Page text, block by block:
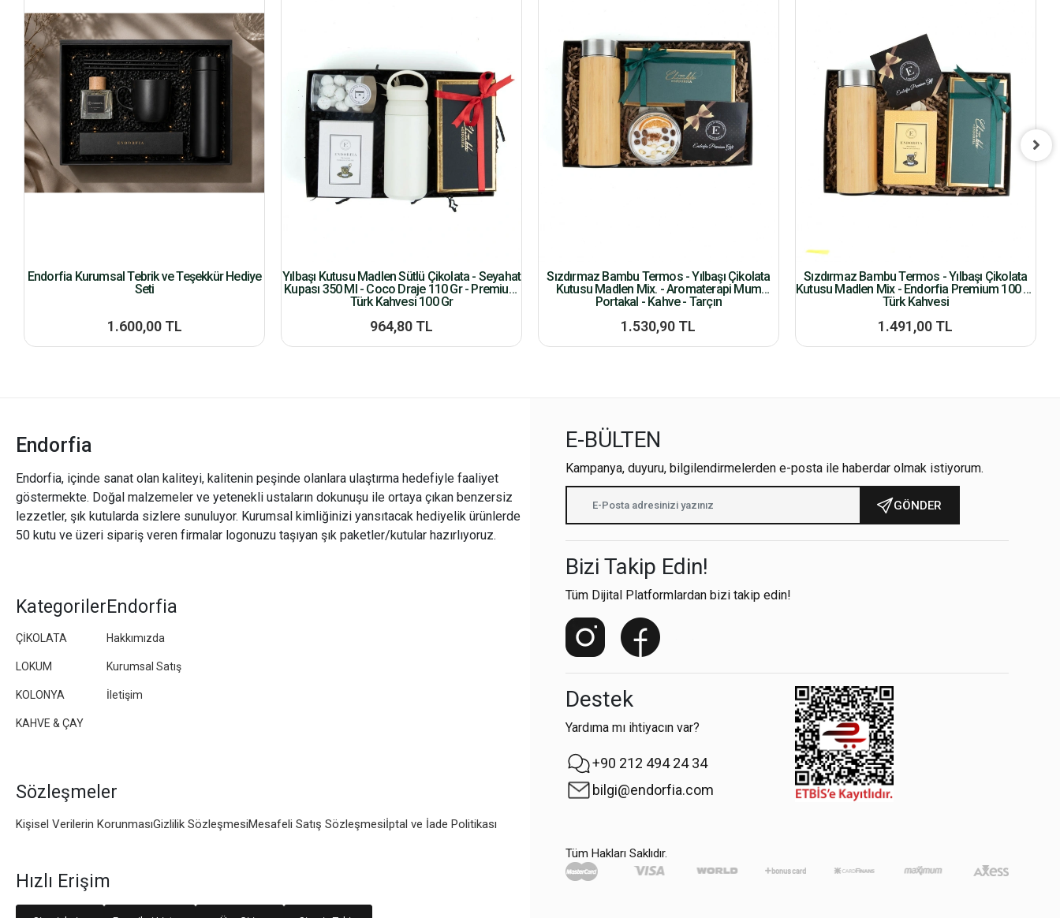
Endorfia Kurumsal Tebrik ve Teşekkür Hediye
Seti
1.600,00 TL
Yılbaşı Kutusu Madlen Sütlü Çikolata - Seyahat
Kupası 350 Ml - Coco Draje 110 Gr - Premium
Türk Kahvesi 100 Gr
964,80 TL
Sızdırmaz Bambu Termos - Yılbaşı Çikolata
Kutusu Madlen Mix. - Aromaterapi Mum
Portakal - Kahve - Tarçın
1.530,90 TL
Sızdırmaz Bambu Termos - Yılbaşı Çikolata
Kutusu Madlen Mix - Endorfia Premium 100 Gr
Türk Kahvesi
1.491,00 TL
Endorfia
Endorfia, içinde sanat olan kaliteyi, kalitenin peşinde olanlara ulaştırma hedefiyle faaliyet
göstermekte. Doğal malzemeler ve yetenekli ustaların dokunuşu ile ortaya çıkan benzersiz
lezzetler, şık kutularda sizlere sunuluyor. Kurumsal kimliğinizi yansıtacak hediyelik ürünlerde
50 kutu ve üzeri sipariş veren firmalar logonuzu taşıyan şık paketler/kutular hazırlıyoruz.
Kategoriler
ÇİKOLATA
LOKUM
KOLONYA
KAHVE & ÇAY
Endorfia
Hakkımızda
Kurumsal Satış
İletişim
Sözleşmeler
Kişisel Verilerin KorunmasıGizlilik SözleşmesiMesafeli Satış Sözleşmesiİptal ve İade Politikası
Hızlı Erişim
E-BÜLTEN
Kampanya, duyuru, bilgilendirmelerden e-posta ile haberdar olmak istiyorum.
GÖNDER
Bizi Takip Edin!
Tüm Dijital Platformlardan bizi takip edin!
Destek
Yardıma mı ihtiyacın var?
+90 212 494 24 34
bilgi@endorfia.com
Tüm Hakları Saklıdır.